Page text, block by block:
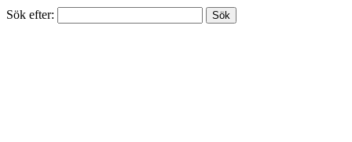
Sök efter: